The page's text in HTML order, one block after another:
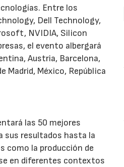
Entre los
Dell Technology,
NVIDIA, Silicon
el evento albergará
Austria, Barcelona,
Madrid, México, República
las 50 mejores
sus resultados hasta la
como la producción de
en diferentes contextos